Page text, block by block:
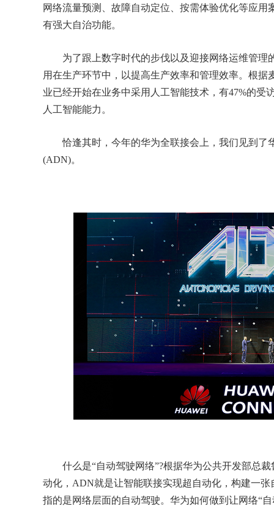
网络流量预测、故障自动定位、按需体验优化等应
有强大自治功能。
为了跟上数字时代的步伐以及迎接网络运维管理
用在生产环节中，以提高生产效率和管理效率。根
业已经开始在业务中采用人工智能技术，有47%的受
人工智能能力。
恰逢其时，今年的华为全联接会上，我们见到了
(ADN)。
什么是“自动驾驶网络”?根据华为公共开发部总裁
动化，ADN就是让智能联接实现超自动化，构建一
指的是网络层面的自动驾驶。华为如何做到让网络“